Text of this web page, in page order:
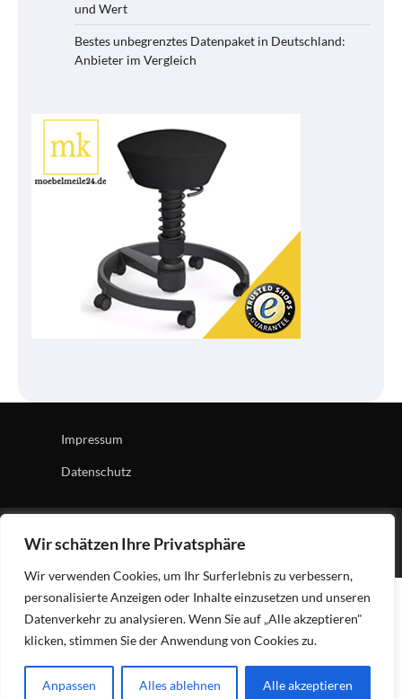
Wir schätzen Ihre Privatsphäre
Wir verwenden Cookies, um Ihr Surferlebnis zu verbessern,
personalisierte Anzeigen oder Inhalte einzusetzen und unseren
Datenverkehr zu analysieren. Wenn Sie auf „Alle akzeptieren"
klicken, stimmen Sie der Anwendung von Cookies zu.
Anpassen Alles ablehnen Alle akzeptieren
und Wert
Bestes unbegrenztes Datenpaket in Deutschland:
Anbieter im Vergleich
Impressum
Datenschutz
| Powered byWordPress.